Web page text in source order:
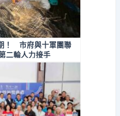
！ 市府與十軍團聯
二輪人力接手